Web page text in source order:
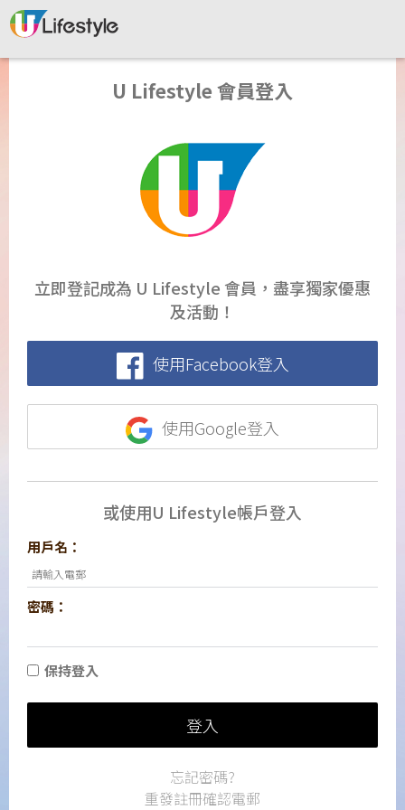
U Lifestyle 會員登入
立即登記成為 U Lifestyle 會員，盡享獨家優惠
及活動！
使用Facebook登入
使用Google登入
或使用U Lifestyle帳戶登入
用戶名：
密碼：
保持登入
登入
忘記密碼?
重發註冊確認電郵